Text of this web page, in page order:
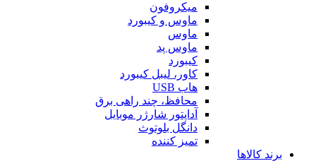
میکروفون
ماوس و کیبورد
ماوس
ماوس پد
کیبورد
کاور، لیبل کیبورد
هاب USB
محافظ، چند راهی برق
آداپتور شارژر موبایل
دانگل بلوتوث
تمیز کننده
برند کالاها